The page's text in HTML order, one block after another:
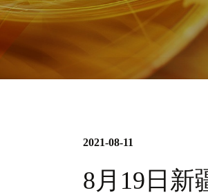
2021-08-11
8月19日新